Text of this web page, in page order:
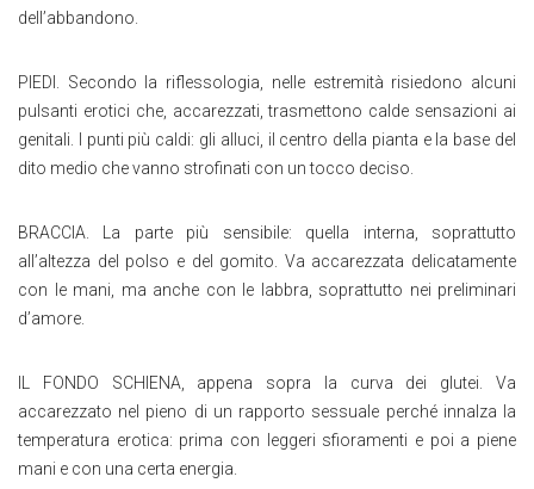
dell’abbandono.
PIEDI. Secondo la riflessologia, nelle estremità risiedono alcuni
pulsanti erotici che, accarezzati, trasmettono calde sensazioni ai
genitali. I punti più caldi: gli alluci, il centro della pianta e la base del
dito medio che vanno strofinati con un tocco deciso.
BRACCIA. La parte più sensibile: quella interna, soprattutto
all’altezza del polso e del gomito. Va accarezzata delicatamente
con le mani, ma anche con le labbra, soprattutto nei preliminari
d’amore.
IL FONDO SCHIENA, appena sopra la curva dei glutei. Va
accarezzato nel pieno di un rapporto sessuale perché innalza la
temperatura erotica: prima con leggeri sfioramenti e poi a piene
mani e con una certa energia.